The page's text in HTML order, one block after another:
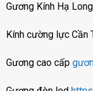
Gương Kính Hạ Long
Kính cường lực Cần
Gương cao cấp